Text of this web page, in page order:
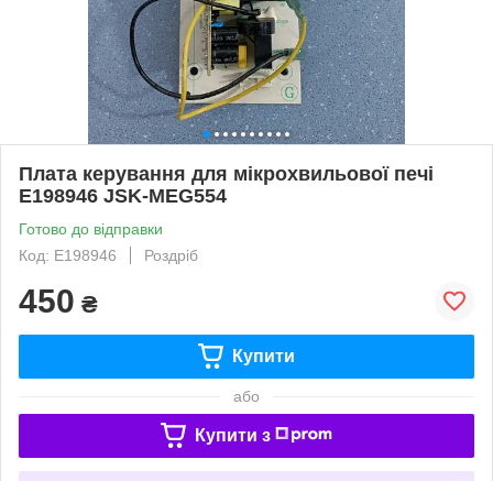
Плата керування для мікрохвильової печі
E198946 JSK-MEG554
Готово до відправки
Код: E198946
Роздріб
450 ₴
Купити
або
Купити з